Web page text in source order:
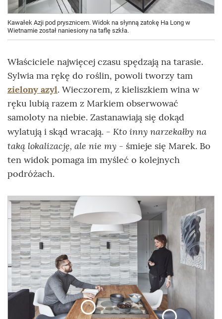
Kawałek Azji pod prysznicem. Widok na słynną zatokę Ha Long w
Wietnamie został naniesiony na taflę szkła.
Właściciele najwięcej czasu spędzają na tarasie.
Sylwia ma rękę do roślin, powoli tworzy tam
zielony azyl. Wieczorem, z kieliszkiem wina w
ręku lubią razem z Markiem obserwować
samoloty na niebie. Zastanawiają się dokąd
wylatują i skąd wracają. - Kto inny narzekałby na
taką lokalizację, ale nie my - śmieje się Marek. Bo
ten widok pomaga im myśleć o kolejnych
podróżach.